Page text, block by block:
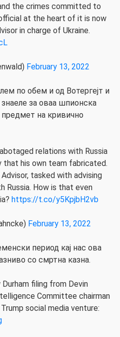
the crimes committed to
at the heart of it is now
in charge of Ukraine.
February 13, 2022
по обем и од Вотергејт и
за оваа шпионска
предмет на кривично
relations with Russia
that his own team fabricated.
tasked with advising
Russia. How is that even
https://t.co/y5KpjbH2vb
February 13, 2022
период кај нас ова
со смртна казна.
filing from Devin
Committee chairman
social media venture: